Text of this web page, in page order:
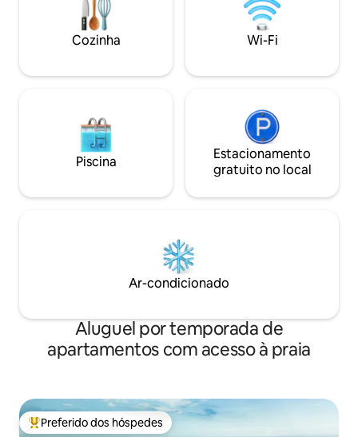
perto de supermercado, padaria,
farmácia etc.
e dentro do mar!
Cozinha Wi-Fi
Piscina
Estacionamento
gratuito no local
Ar-condicionado
Aluguel por temporada de
apartamentos com acesso à praia
Entre os melhores preferidos dos hóspedes
Preferido dos hóspedes